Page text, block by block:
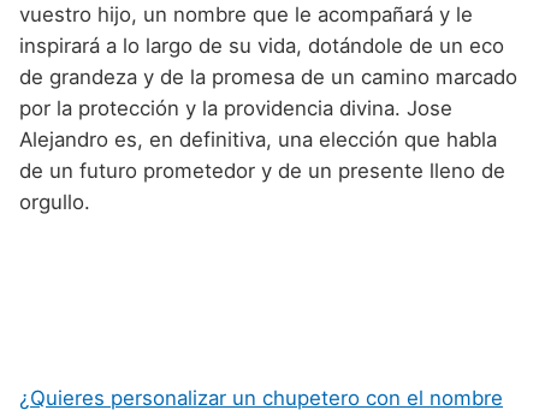
vuestro hijo, un nombre que le acompañará y le
inspirará a lo largo de su vida, dotándole de un eco
de grandeza y de la promesa de un camino marcado
por la protección y la providencia divina. Jose
Alejandro es, en definitiva, una elección que habla
de un futuro prometedor y de un presente lleno de
orgullo.
¿Quieres personalizar un chupetero con el nombre